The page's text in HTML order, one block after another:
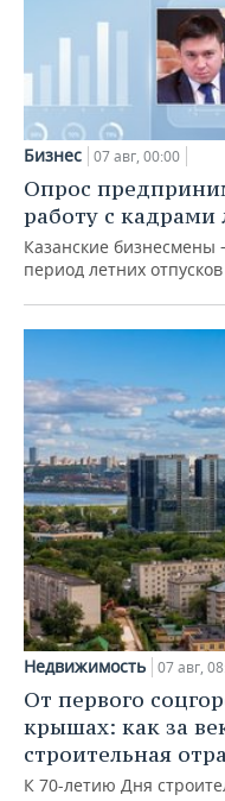
Бизнес 07 авг, 00:00
Опрос
работу с кадрами
Казанские бизнесмены
период летних
Недвижимость 07 авг,
От первого
крышах: как за
строительная
К 70-летию Дня